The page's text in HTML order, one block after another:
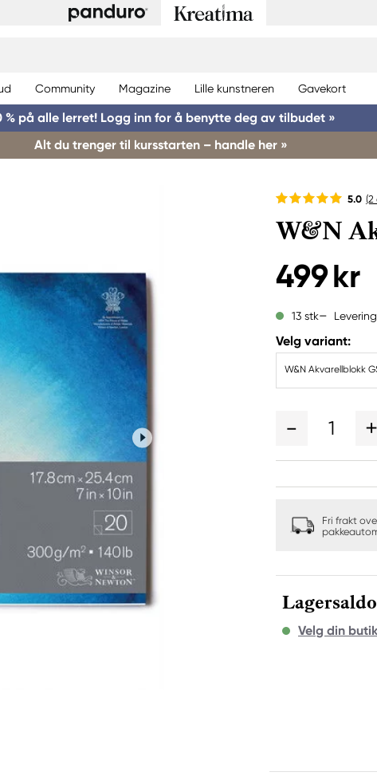
Community Magazine Lille kunstneren Gavekort
% på alle lerret! Logg inn for å benytte deg av tilbudet »
Alt du trenger til kursstarten – handle her »
5.0 (2
W&N
499 kr
13 stk
Velg variant:
W&N Akvarellblokk
1
Fri frakt
Velg din